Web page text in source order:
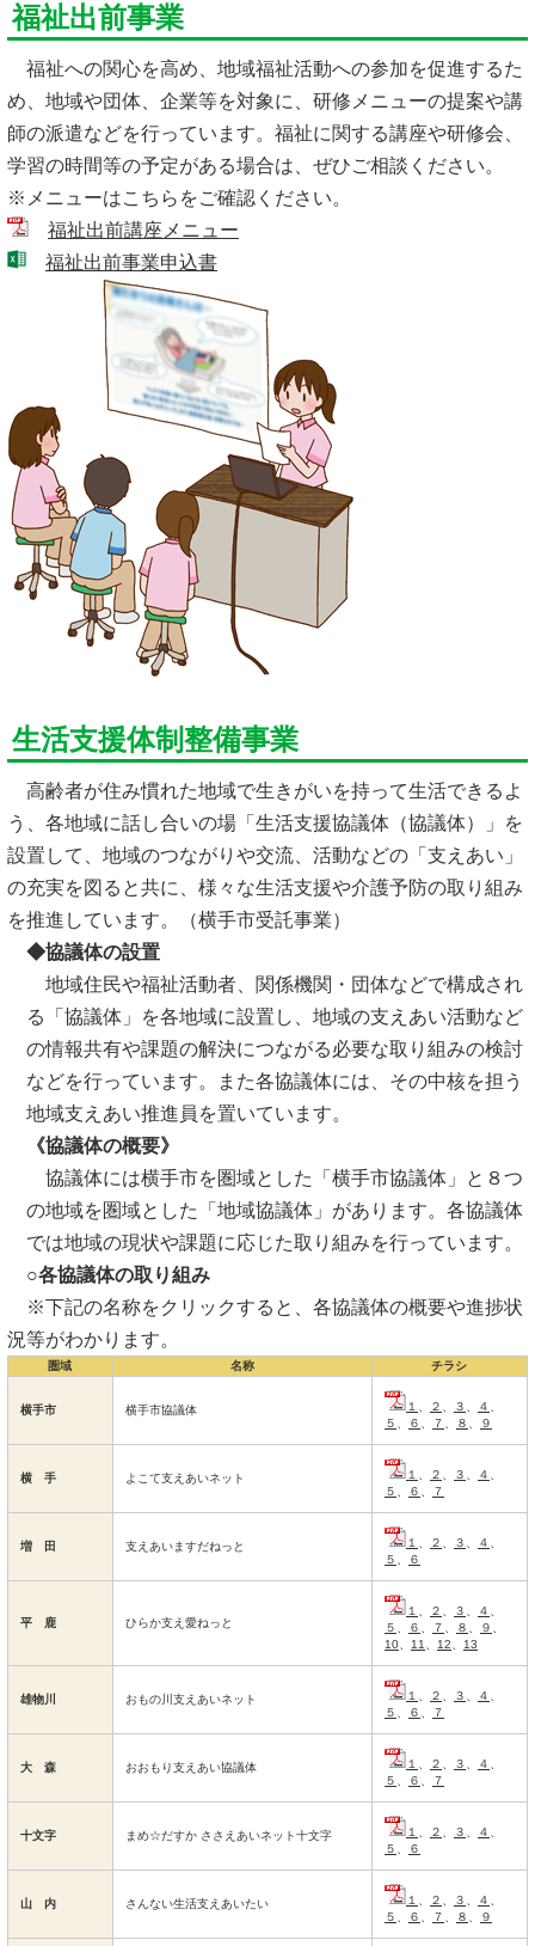
福祉出前事業
福祉への関心を高め、地域福祉活動への参加を促進するた
め、地域や団体、企業等を対象に、研修メニューの提案や講
師の派遣などを行っています。福祉に関する講座や研修会、
学習の時間等の予定がある場合は、ぜひご相談ください。
※メニューはこちらをご確認ください。
福祉出前講座メニュー
福祉出前事業申込書
生活支援体制整備事業
高齢者が住み慣れた地域で生きがいを持って生活できるよ
う、各地域に話し合いの場「生活支援協議体（協議体）」を
設置して、地域のつながりや交流、活動などの「支えあい」
の充実を図ると共に、様々な生活支援や介護予防の取り組み
を推進しています。（横手市受託事業）
◆協議体の設置
地域住民や福祉活動者、関係機関・団体などで構成され
る「協議体」を各地域に設置し、地域の支えあい活動など
の情報共有や課題の解決につながる必要な取り組みの検討
などを行っています。また各協議体には、その中核を担う
地域支えあい推進員を置いています。
《協議体の概要》
協議体には横手市を圏域とした「横手市協議体」と８つ
の地域を圏域とした「地域協議体」があります。各協議体
では地域の現状や課題に応じた取り組みを行っています。
○各協議体の取り組み
※下記の名称をクリックすると、各協議体の概要や進捗状
況等がわかります。
圏域 名称 チラシ
横手市 横手市協議体 １ 、 ２ 、 ３ 、 ４ 、
５ 、 ６ 、 ７ 、 ８ 、 ９
横 手 よこて支えあいネット １ 、 ２ 、 ３ 、 ４ 、
５ 、 ６ 、 ７
増 田 支えあいますだねっと １ 、 ２ 、 ３ 、 ４ 、
５ 、 ６
平 鹿 ひらか支え愛ねっと
１ 、 ２ 、 ３ 、 ４ 、
５ 、 ６ 、 ７ 、 ８ 、 ９ 、
10、 11、 12、 13
雄物川 おもの川支えあいネット １ 、 ２ 、 ３ 、 ４ 、
５ 、 ６ 、 ７
大 森 おおもり支えあい協議体 １ 、 ２ 、 ３ 、 ４ 、
５ 、 ６ 、 ７
十文字 まめ☆だすか ささえあいネット十文字 １ 、 ２ 、 ３ 、 ４ 、
５ 、 ６
山 内 さんない生活支えあいたい １ 、 ２ 、 ３ 、 ４ 、
５ 、 ６ 、 ７ 、 ８ 、 ９